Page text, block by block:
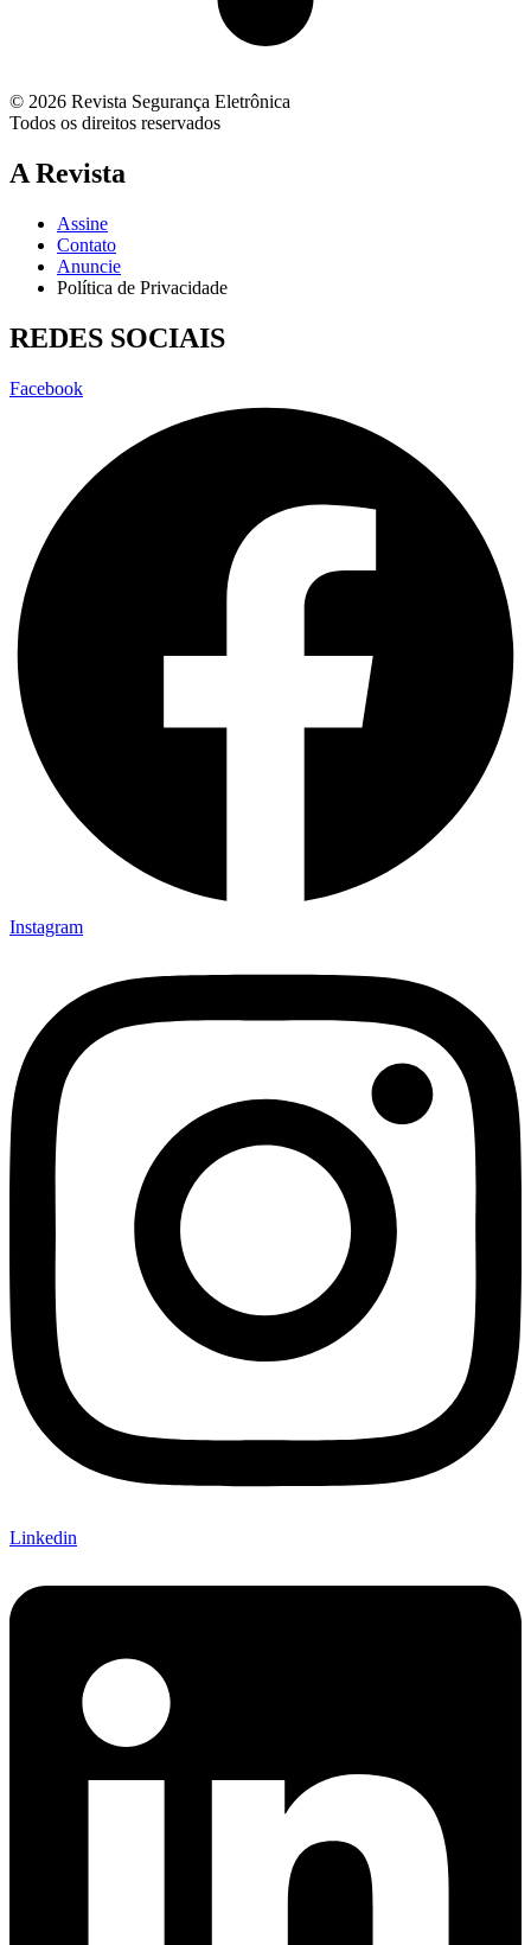
© 2026 Revista Segurança Eletrônica
Todos os direitos reservados
A Revista
Assine
Contato
Anuncie
Política de Privacidade
REDES SOCIAIS
Facebook
Instagram
Linkedin